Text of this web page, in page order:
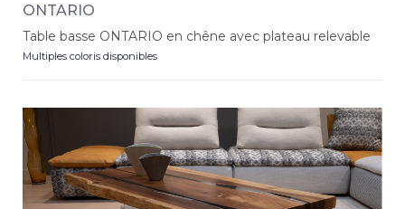
ONTARIO
Table basse ONTARIO en chêne avec plateau relevable
Multiples coloris disponibles